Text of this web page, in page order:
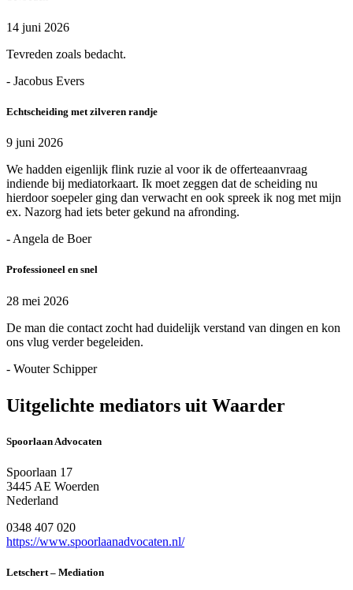
14 juni 2026
Tevreden zoals bedacht.
- Jacobus Evers
Echtscheiding met zilveren randje
9 juni 2026
We hadden eigenlijk flink ruzie al voor ik de offerteaanvraag
indiende bij mediatorkaart. Ik moet zeggen dat de scheiding nu
hierdoor soepeler ging dan verwacht en ook spreek ik nog met mijn
ex. Nazorg had iets beter gekund na afronding.
- Angela de Boer
Professioneel en snel
28 mei 2026
De man die contact zocht had duidelijk verstand van dingen en kon
ons vlug verder begeleiden.
- Wouter Schipper
Uitgelichte mediators uit Waarder
Spoorlaan Advocaten
Spoorlaan 17
3445 AE Woerden
Nederland
0348 407 020
https://www.spoorlaanadvocaten.nl/
Letschert – Mediation